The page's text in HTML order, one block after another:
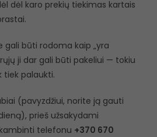
dėl karo prekių tiekimas kartais
gali būti rodoma kaip „yra
ji dar gali būti pakeliui — tokiu
tiek palaukti.
(pavyzdžiui, norite ją gauti
prieš užsakydami
telefonu +370 670